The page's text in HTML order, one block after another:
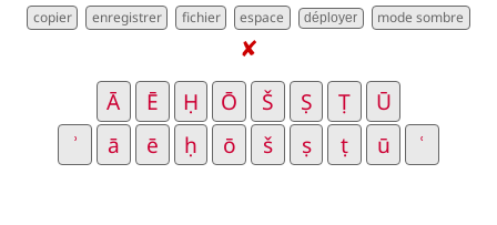
déployer
✘